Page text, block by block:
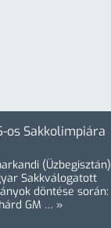
os Sakkolimpiára
(Üzbegisztán)
Sakkválogatott
döntése során:
GM … »